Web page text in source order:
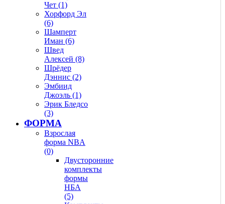
Чет (1)
Хорфорд Эл
(6)
Шамперт
Иман (6)
Швед
Алексей (8)
Шрёдер
Дэннис (2)
Эмбиид
Джоэль (1)
Эрик Бледсо
(3)
ФОРМА
Взрослая
форма NBA
(0)
Двусторонние
комплекты
формы
НБА
(5)